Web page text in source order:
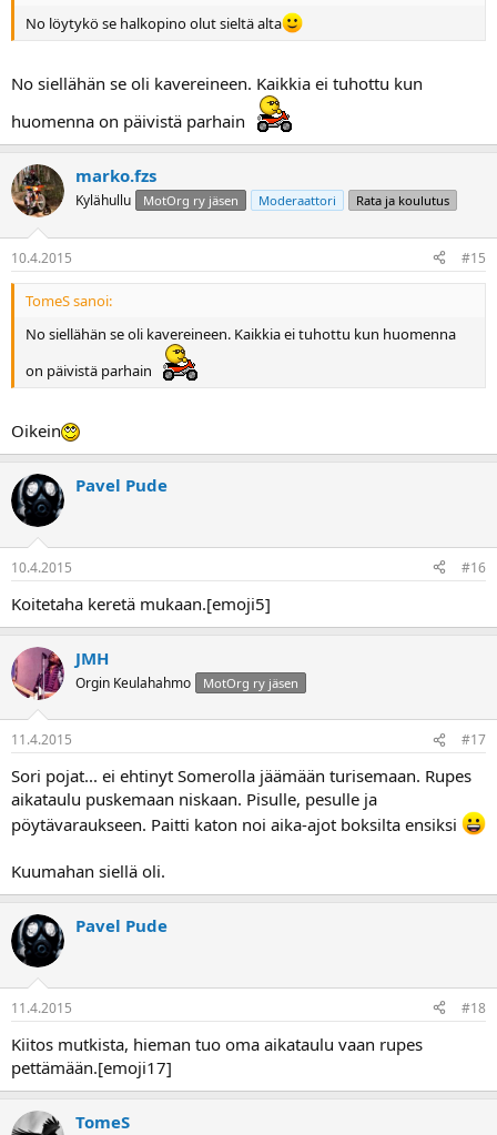
No löytykö se halkopino olut sieltä alta
No siellähän se oli kavereineen. Kaikkia ei tuhottu kun
huomenna on päivistä parhain
marko.fzs
Kylähullu MotOrg ry jäsen Moderaattori Rata ja koulutus
10.4.2015 #15
TomeS sanoi:
No siellähän se oli kavereineen. Kaikkia ei tuhottu kun huomenna
on päivistä parhain
Oikein
Pavel Pude
10.4.2015 #16
Koitetaha keretä mukaan.[emoji5]
JMH
Orgin Keulahahmo MotOrg ry jäsen
11.4.2015 #17
Sori pojat... ei ehtinyt Somerolla jäämään turisemaan. Rupes
aikataulu puskemaan niskaan. Pisulle, pesulle ja
pöytävaraukseen. Paitti katon noi aika-ajot boksilta ensiksi
Kuumahan siellä oli.
Pavel Pude
11.4.2015 #18
Kiitos mutkista, hieman tuo oma aikataulu vaan rupes
pettämään.[emoji17]
TomeS